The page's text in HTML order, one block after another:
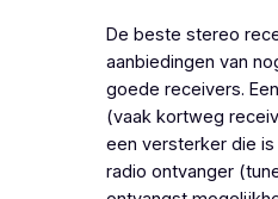
De beste stereo
aanbiedingen van
goede receivers.
(vaak kortweg
een versterker die
radio ontvanger